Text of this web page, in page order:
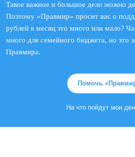
Такое важное и большое дело можно
Поэтому «Правмир» просит вас о
рублей в месяц это много или мало?
много для семейного бюджета, но это
Правмира.
Помочь
На что пойдут мои